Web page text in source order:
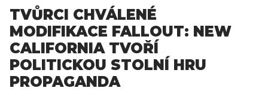
TVŮRCI CHVÁLENÉ
MODIFIKACE FALLOUT: NEW
CALIFORNIA TVOŘÍ
POLITICKOU STOLNÍ HRU
PROPAGANDA